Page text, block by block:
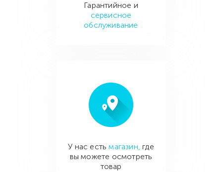
Гарантийное и
сервисное
обслуживание
У нас естьмагазин, где
вы можете осмотреть
товар